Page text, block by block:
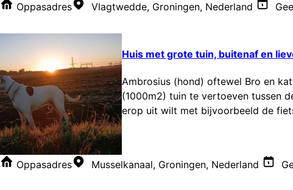
Oppasadres Vlagtwedde, Groningen, Nederland
Huis met grote tuin, buitenaf en
Ambrosius (hond) oftewel Bro en
(1000m2) tuin te vertoeven tussen
erop uit wilt met bijvoorbeeld de
Oppasadres Musselkanaal, Groningen, Nederland